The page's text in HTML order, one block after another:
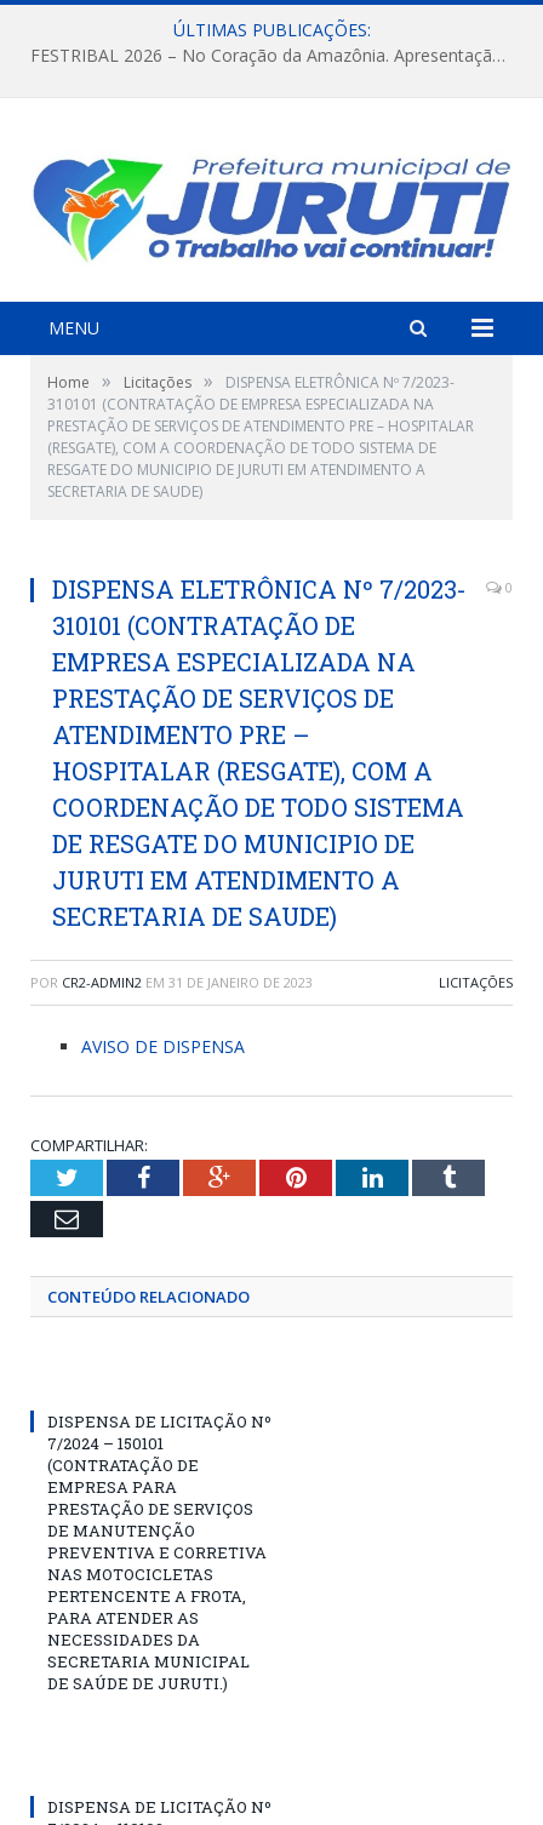
ÚLTIMAS PUBLICAÇÕES:
FESTRIBAL 2026 – No Coração da Amazônia. Apresentação da Munduruku.
MENU
Home » Licitações »
DISPENSA ELETRÔNICA Nº 7/2023-
310101 (CONTRATAÇÃO DE EMPRESA ESPECIALIZADA NA
PRESTAÇÃO DE SERVIÇOS DE ATENDIMENTO PRE – HOSPITALAR
(RESGATE), COM A COORDENAÇÃO DE TODO SISTEMA DE
RESGATE DO MUNICIPIO DE JURUTI EM ATENDIMENTO A
SECRETARIA DE SAUDE)
DISPENSA ELETRÔNICA Nº 7/2023-
310101 (CONTRATAÇÃO DE
EMPRESA ESPECIALIZADA NA
PRESTAÇÃO DE SERVIÇOS DE
ATENDIMENTO PRE –
HOSPITALAR (RESGATE), COM A
COORDENAÇÃO DE TODO SISTEMA
DE RESGATE DO MUNICIPIO DE
JURUTI EM ATENDIMENTO A
SECRETARIA DE SAUDE)
0
POR CR2-ADMIN2 EM 31 DE JANEIRO DE 2023 LICITAÇÕES
AVISO DE DISPENSA
COMPARTILHAR:
TwitterFacebookGoogle+PinterestLinkedInTumblr
Email
CONTEÚDO RELACIONADO
DISPENSA DE LICITAÇÃO Nº
7/2024 – 150101
(CONTRATAÇÃO DE
EMPRESA PARA
PRESTAÇÃO DE SERVIÇOS
DE MANUTENÇÃO
PREVENTIVA E CORRETIVA
NAS MOTOCICLETAS
PERTENCENTE A FROTA,
PARA ATENDER AS
NECESSIDADES DA
SECRETARIA MUNICIPAL
DE SAÚDE DE JURUTI.)
DISPENSA DE LICITAÇÃO Nº